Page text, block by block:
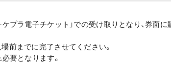
プラ電子チケット」での受け取りとなり、券面
前までに完了させてください。
要となります。